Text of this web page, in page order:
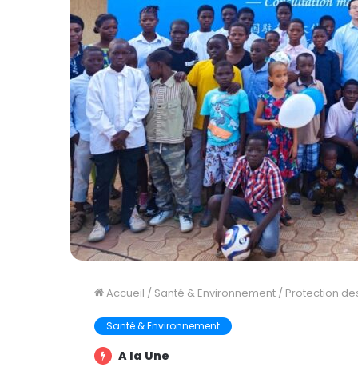
Accueil / Santé & Environnement / Protection
Santé & Environnement
A la Une